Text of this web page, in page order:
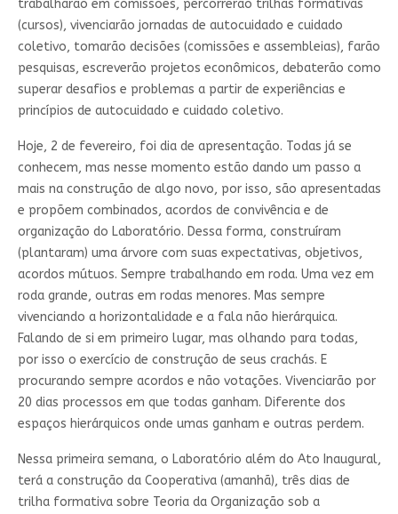
trabalharão em comissões, percorrerão trilhas formativas
(cursos), vivenciarão jornadas de autocuidado e cuidado
coletivo, tomarão decisões (comissões e assembleias), farão
pesquisas, escreverão projetos econômicos, debaterão como
superar desafios e problemas a partir de experiências e
princípios de autocuidado e cuidado coletivo.
Hoje, 2 de fevereiro, foi dia de apresentação. Todas já se
conhecem, mas nesse momento estão dando um passo a
mais na construção de algo novo, por isso, são apresentadas
e propõem combinados, acordos de convivência e de
organização do Laboratório. Dessa forma, construíram
(plantaram) uma árvore com suas expectativas, objetivos,
acordos mútuos. Sempre trabalhando em roda. Uma vez em
roda grande, outras em rodas menores. Mas sempre
vivenciando a horizontalidade e a fala não hierárquica.
Falando de si em primeiro lugar, mas olhando para todas,
por isso o exercício de construção de seus crachás. E
procurando sempre acordos e não votações. Vivenciarão por
20 dias processos em que todas ganham. Diferente dos
espaços hierárquicos onde umas ganham e outras perdem.
Nessa primeira semana, o Laboratório além do Ato Inaugural,
terá a construção da Cooperativa (amanhã), três dias de
trilha formativa sobre Teoria da Organização sob a